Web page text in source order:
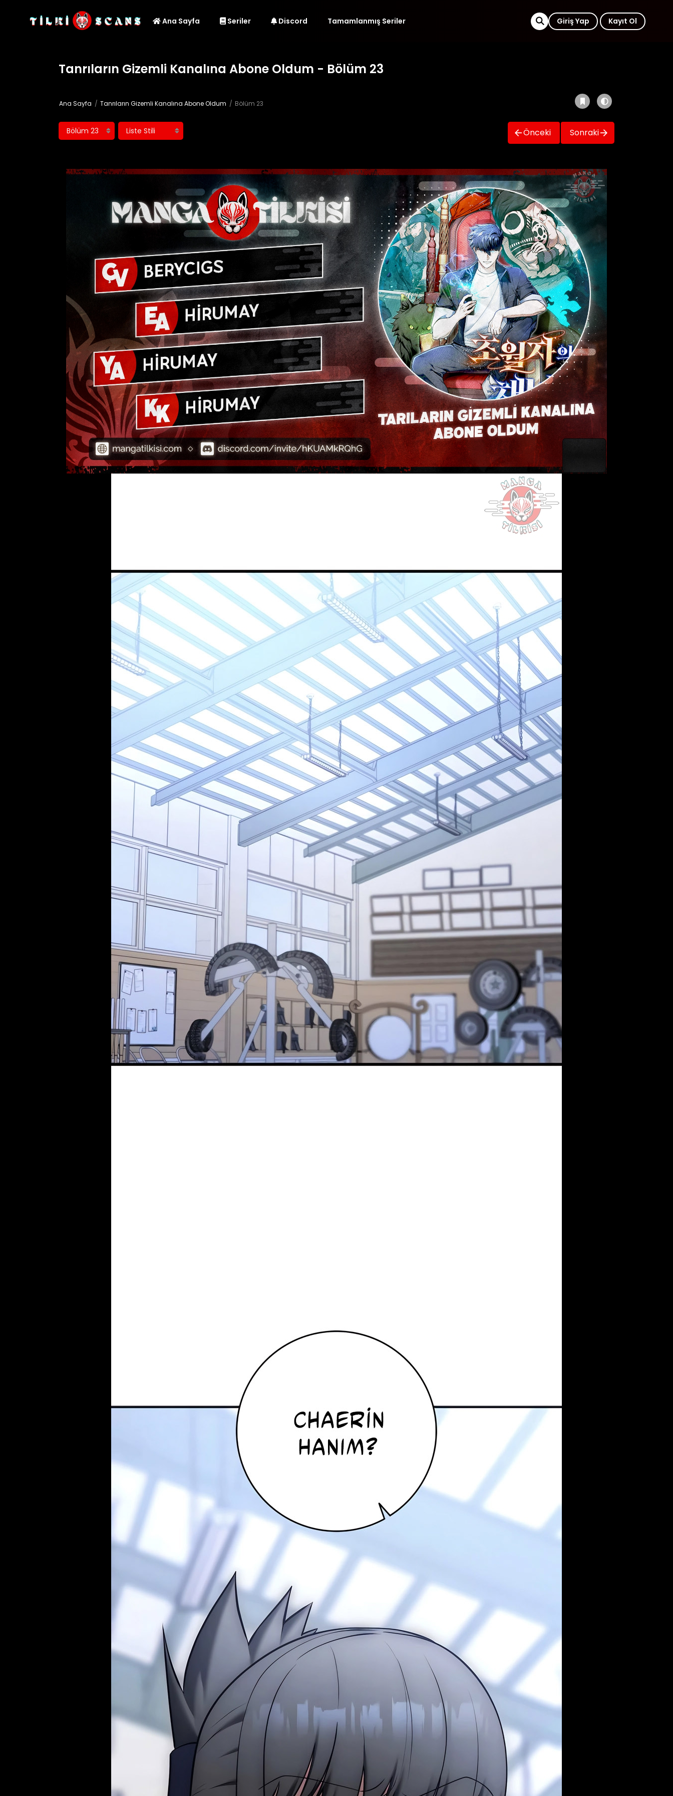
Ana Sayfa Seriler Discord Tamamlanmış Seriler Giriş Yap Kayıt Ol
Tanrıların Gizemli Kanalına Abone Oldum - Bölüm 23
Ana Sayfa Tanrıların Gizemli Kanalına Abone Oldum Bölüm 23
Önceki Sonraki